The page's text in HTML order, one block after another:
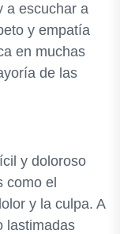
a escuchar a
y empatía
en muchas
de las
y doloroso
como el
y la culpa. A
lastimadas